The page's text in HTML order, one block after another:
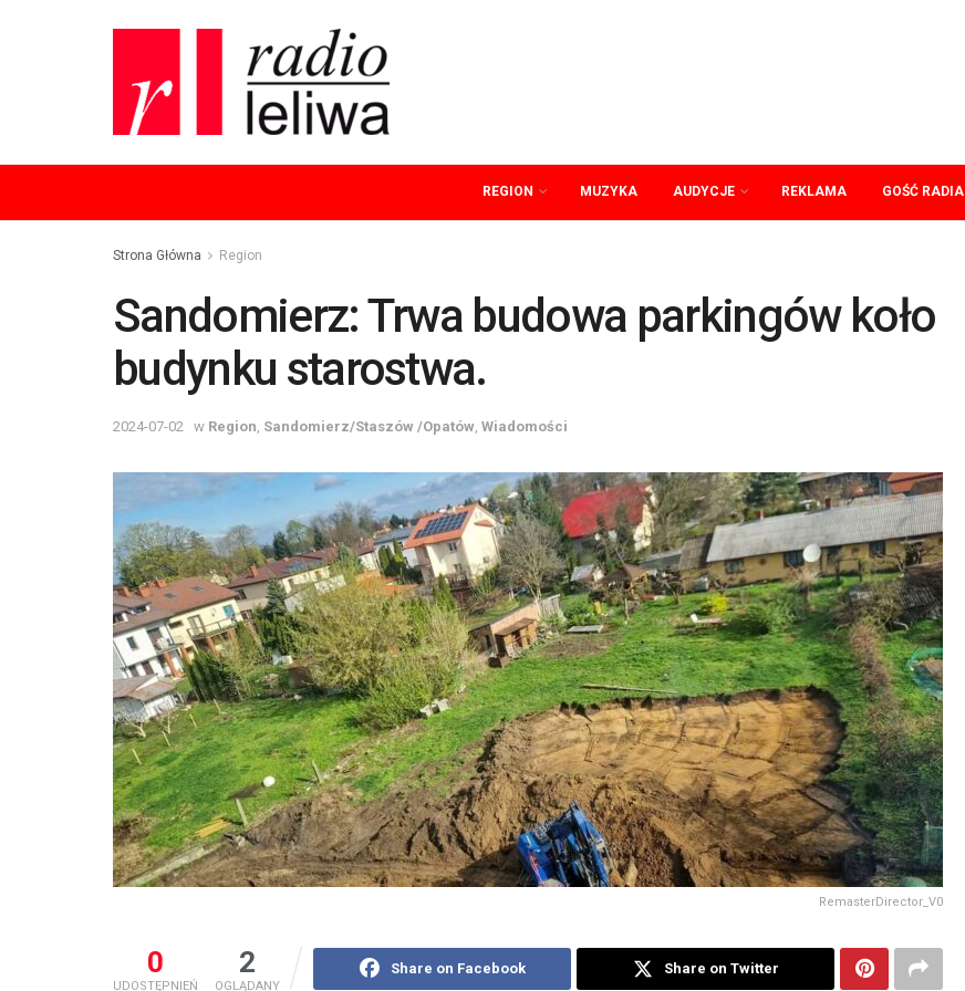
REGION MUZYKA AUDYCJE REKLAMA GOŚĆ RADIA
Strona Główna Region
Sandomierz: Trwa budowa parkingów koło
budynku starostwa.
2024-07-02 w Region Sandomierz/Staszów /Opatów Wiadomości
RemasterDirector_V0
0
UDOSTĘPNIEŃ
2
OGLĄDANY
Share on Facebook Share on Twitter